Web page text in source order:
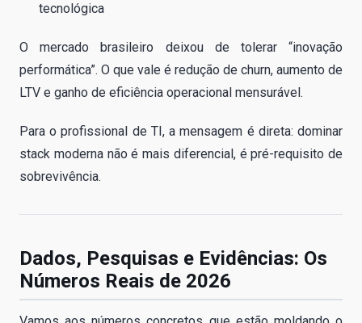
tecnológica
O mercado brasileiro deixou de tolerar “inovação
performática”. O que vale é redução de churn, aumento de
LTV e ganho de eficiência operacional mensurável.
Para o profissional de TI, a mensagem é direta: dominar
stack moderna não é mais diferencial, é pré-requisito de
sobrevivência.
Dados, Pesquisas e Evidências: Os
Números Reais de 2026